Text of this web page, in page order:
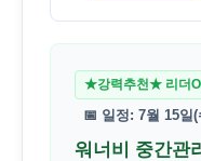
★강력추천★ 리더
📅 일정: 7월 15일
워너비 중간관